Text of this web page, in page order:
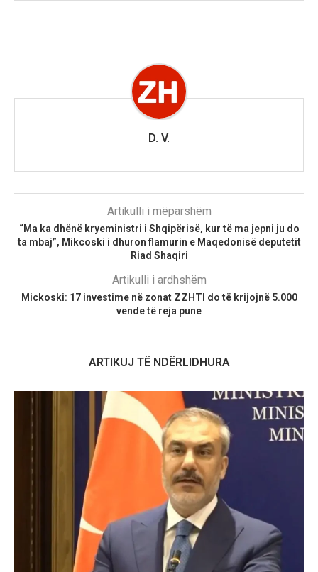
D. V.
Artikulli i mëparshëm
“Ma ka dhënë kryeministri i Shqipërisë, kur të ma jepni ju do
ta mbaj”, Mikcoski i dhuron flamurin e Maqedonisë deputetit
Riad Shaqiri
Artikulli i ardhshëm
Mickoski: 17 investime në zonat ZZHTI do të krijojnë 5.000
vende të reja pune
ARTIKUJ TË NDËRLIDHURA